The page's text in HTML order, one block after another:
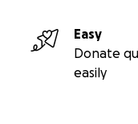
Easy
Donate
easily